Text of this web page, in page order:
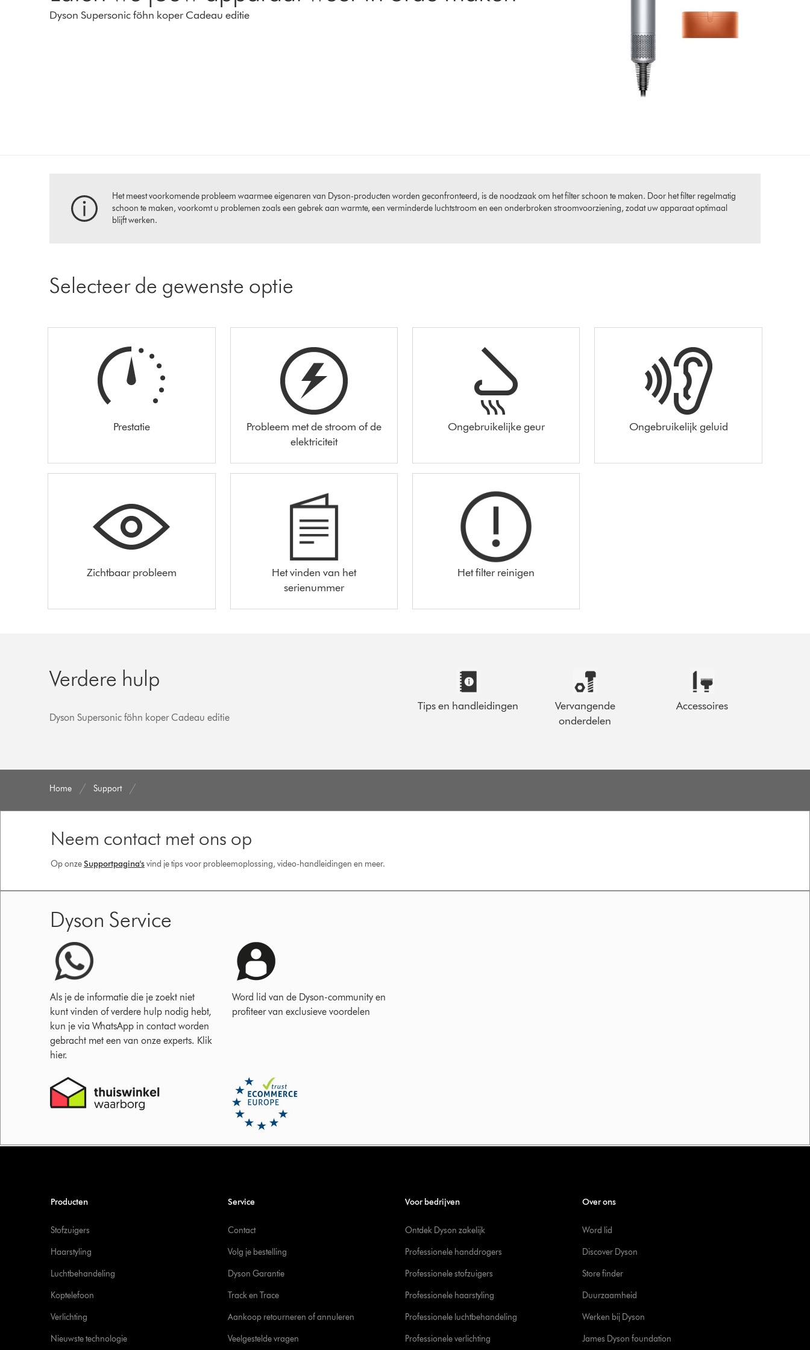
Dyson Supersonic föhn koper Cadeau editie
Het meest voorkomende probleem waarmee eigenaren van Dyson-producten worden geconfronteerd, is de noodzaak om het filter schoon te maken. Door het filter regelmatig
schoon te maken, voorkomt u problemen zoals een gebrek aan warmte, een verminderde luchtstroom en een onderbroken stroomvoorziening, zodat uw apparaat optimaal
blijft werken.
Selecteer de gewenste optie
Prestatie
Probleem met de stroom of de
elektriciteit
Ongebruikelijke geur Ongebruikelijk geluid
Zichtbaar probleem
Het vinden van het
serienummer
Het filter reinigen
Verdere hulp
Dyson Supersonic föhn koper Cadeau editie
Tips en handleidingen
Vervangende
onderdelen
Accessoires
Home Support
Neem contact met ons op
Op onzeSupportpagina'svind je tips voor probleemoplossing, video-handleidingen en meer.
Dyson Service
Als je de informatie die je zoekt niet
kunt vinden of verdere hulp nodig hebt,
kun je via WhatsApp in contact worden
gebracht met een van onze experts. Klik
hier.
Word lid van de Dyson-community en
profiteer van exclusieve voordelen
Producten
Stofzuigers
Haarstyling
Luchtbehandeling
Koptelefoon
Verlichting
Nieuwste technologie
Service
Contact
Volg je bestelling
Dyson Garantie
Track en Trace
Aankoop retourneren of annuleren
Veelgestelde vragen
Voor bedrijven
Ontdek Dyson zakelijk
Professionele handdrogers
Professionele stofzuigers
Professionele haarstyling
Professionele luchtbehandeling
Professionele verlichting
Over ons
Word lid
Discover Dyson
Store finder
Duurzaamheid
Werken bij Dyson
James Dyson foundation